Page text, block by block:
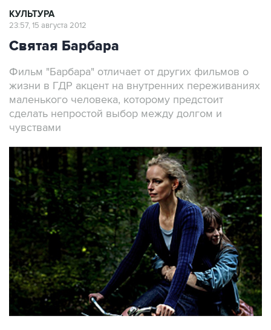
КУЛЬТУРА
23:57, 15 августа 2012
Святая Барбара
Фильм "Барбара" отличает от других фильмов о
жизни в ГДР акцент на внутренних переживаниях
маленького человека, которому предстоит
сделать непростой выбор между долгом и
чувствами